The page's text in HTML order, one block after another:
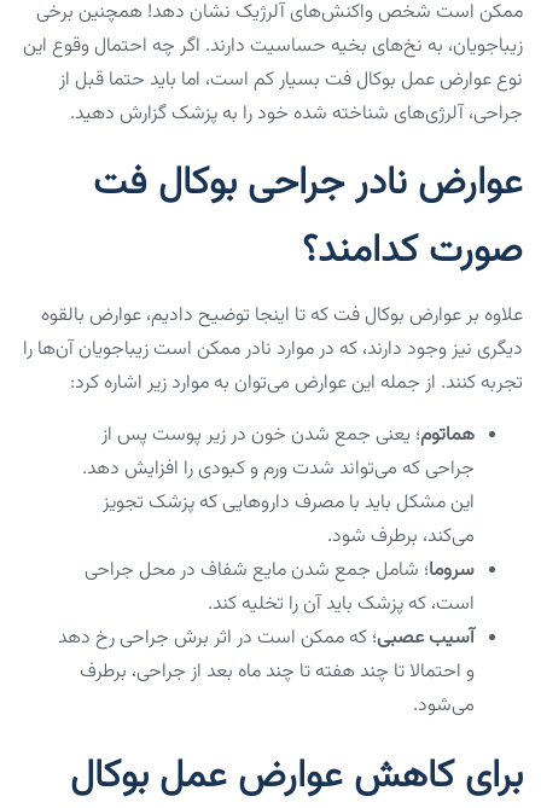
ممکن است شخص واکنش‌های آلرژیک نشان دهد! همچنین برخی
زیباجویان، به نخ‌های بخیه حساسیت دارند. اگر چه احتمال وقوع این
نوع عوارض عمل بوکال فت بسیار کم است، اما باید حتما قبل از
جراحی، آلرژی‌های شناخته شده خود را به پزشک گزارش دهید.
عوارض نادر جراحی بوکال فت
صورت کدامند؟
علاوه بر عوارض بوکال فت که تا اینجا توضیح دادیم، عوارض بالقوه
دیگری نیز وجود دارند، که در موارد نادر ممکن است زیباجویان آن‌ها را
تجربه کنند. از جمله این عوارض می‌توان به موارد زیر اشاره کرد:
هماتوم؛ یعنی جمع شدن خون در زیر پوست پس از
جراحی که می‌تواند شدت ورم و کبودی را افزایش دهد.
این مشکل باید با مصرف داروهایی که پزشک تجویز
می‌کند، برطرف شود.
سروما؛ شامل جمع شدن مایع شفاف در محل جراحی
است، که پزشک باید آن را تخلیه کند.
آسیب عصبی؛ که ممکن است در اثر برش جراحی رخ دهد
و احتمالا تا چند هفته تا چند ماه بعد از جراحی، برطرف
می‌شود.
برای کاهش عوارض عمل بوکال